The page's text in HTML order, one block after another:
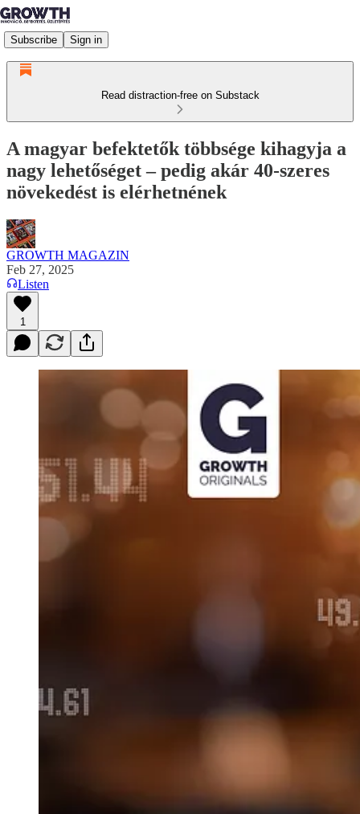
Subscribe Sign in
Read distraction-free on Substack
A magyar befektetők többsége kihagyja a
nagy lehetőséget – pedig akár 40-szeres
növekedést is elérhetnének
GROWTH MAGAZIN
Feb 27, 2025
Listen
1